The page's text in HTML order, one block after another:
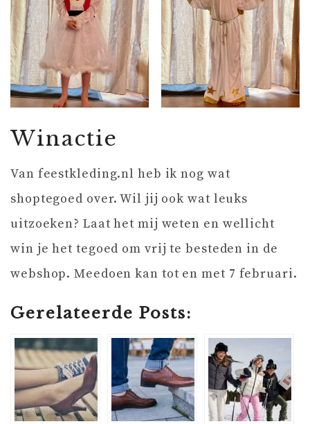
Winactie
Van feestkleding.nl heb ik nog wat
shoptegoed over. Wil jij ook wat leuks
uitzoeken? Laat het mij weten en wellicht
win je het tegoed om vrij te besteden in de
webshop. Meedoen kan tot en met 7 februari.
Gerelateerde Posts: